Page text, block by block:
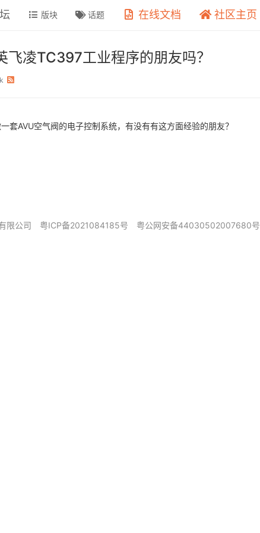
版块 话题 在线文档 社区主页
凌TC397工业程序的朋友吗？
套AVU空气阀的电子控制系统，有没有有这方面经验的朋友？
限公司 粤ICP备2021084185号 粤公网安备44030502007680号